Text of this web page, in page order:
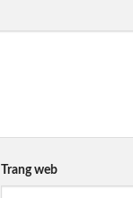
Trang web